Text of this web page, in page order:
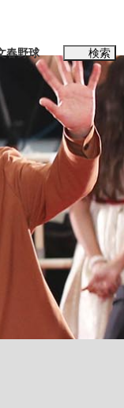
真実 選手が明かす...
春野球 検索